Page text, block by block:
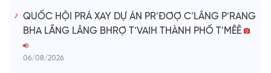
QUỐC HỘI PRÁ XAY DỰ ÁN PR’ĐƠỢ C’LÂNG P’RANG
BHA LẦNG LÂNG BHRỢ T’VAIH THÀNH PHỐ T’MÊÊ
06/08/2026